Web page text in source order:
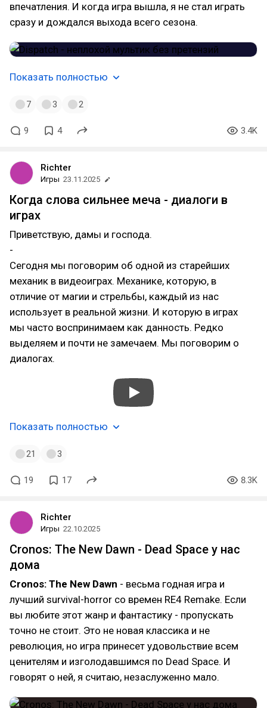
впечатления. И когда игра вышла, я не стал играть
сразу и дождался выхода всего сезона.
Показать полностью
7 3 2
9 4 3.4K
Richter
Игры 23.11.2025
Когда слова сильнее меча - диалоги в
играх
Приветствую, дамы и господа.
-
Сегодня мы поговорим об одной из старейших
механик в видеоиграх. Механике, которую, в
отличие от магии и стрельбы, каждый из нас
использует в реальной жизни. И которую в играх
мы часто воспринимаем как данность. Редко
выделяем и почти не замечаем. Мы поговорим о
диалогах.
Показать полностью
21 3
19 17 8.3K
Richter
Игры 22.10.2025
Cronos: The New Dawn - Dead Space у нас
дома
Cronos: The New Dawn - весьма годная игра и
лучший survival-horror со времен RE4 Remake. Если
вы любите этот жанр и фантастику - пропускать
точно не стоит. Это не новая классика и не
революция, но игра принесет удовольствие всем
ценителям и изголодавшимся по Dead Space. И
говорят о ней, я считаю, незаслуженно мало.